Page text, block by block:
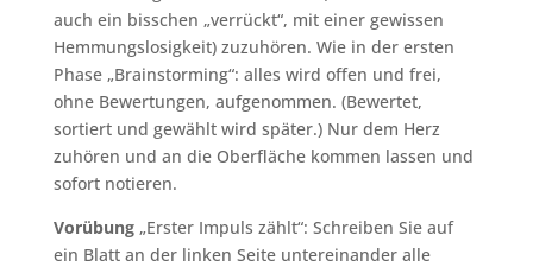
auch ein bisschen „verrückt“, mit einer gewissen
Hemmungslosigkeit) zuzuhören. Wie in der ersten
Phase „Brainstorming“: alles wird offen und frei,
ohne Bewertungen, aufgenommen. (Bewertet,
sortiert und gewählt wird später.) Nur dem Herz
zuhören und an die Oberfläche kommen lassen und
sofort notieren.
Vorübung„Erster Impuls zählt“: Schreiben Sie auf
ein Blatt an der linken Seite untereinander alle